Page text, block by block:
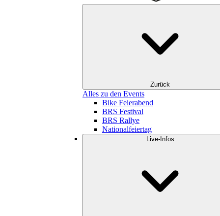
Zurück
Alles zu den Events
Bike Feierabend
BRS Festival
BRS Rallye
Nationalfeiertag
Live-Infos